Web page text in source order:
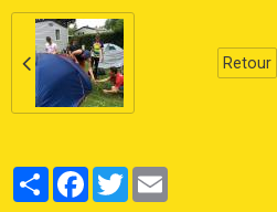
Retour
PartagerFacebook
Twitter